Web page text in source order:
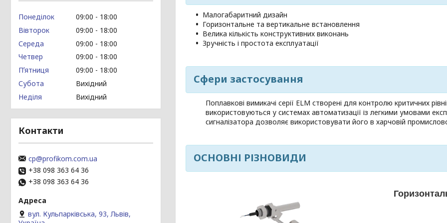
Малогабаритний дизайн
Горизонтальне та вертикальне встановлення
Велика кількість конструктивних виконань
Зручність і простота експлуатації
Сфери застосування
Поплавкові вимикачі серії ELM створені для контролю критичних
використовуються у системах автоматизації із легкими умовами
сигналізатора дозволяє використовувати його в харчовій
ОСНОВНІ РІЗНОВИДИ
Понеділок 09:00
18:00
Вівторок
09:00
18:00
Середа
09:00
18:00
Четвер
09:00
18:00
Пʼятниця
09:00
18:00
Субота
Вихідний
Неділя
Вихідний
Контакти
cp@profikom.com.ua
+38 098 363 64 36
+38 098 363 64 36
вул. Кульпарківська, 93, Львів,